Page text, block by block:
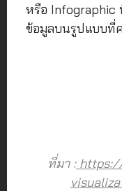
หรือ Infographic
ข้อมูลบนรูปแบบที่
ที่มา :https://